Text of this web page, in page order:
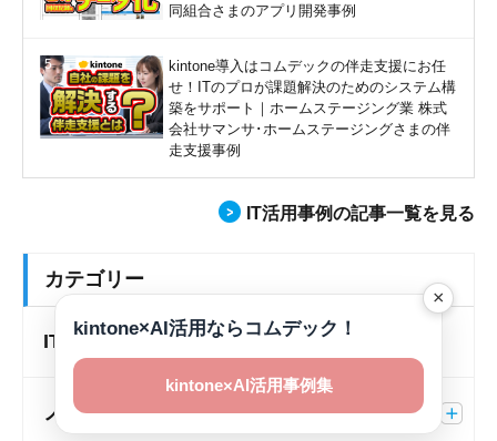
同組合さまのアプリ開発事例
kintone導入はコムデックの伴走支援にお任
せ！ITのプロが課題解決のためのシステム構
築をサポート｜ホームステージング業 株式
会社サマンサ･ホームステージングさまの伴
走支援事例
IT活用事例の記事一覧を見る
カテゴリー
IT導入補助金
ノウハウ
×
kintone×AI活用ならコムデック！
kintone×AI活用事例集